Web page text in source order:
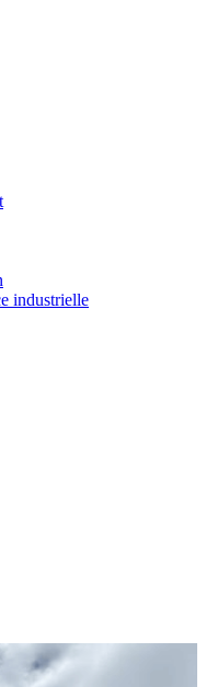
industrielle